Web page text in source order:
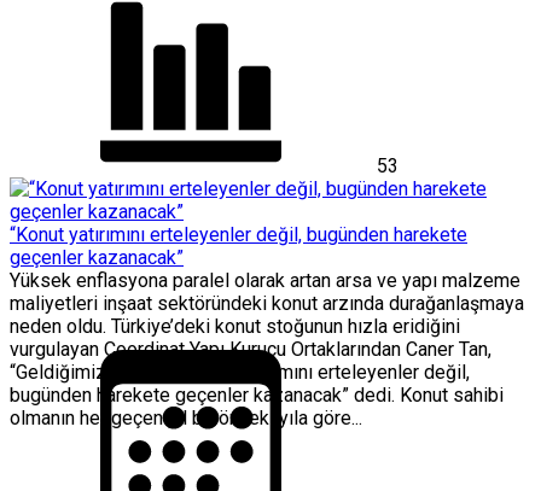
53
“Konut yatırımını erteleyenler değil, bugünden harekete
geçenler kazanacak”
Yüksek enflasyona paralel olarak artan arsa ve yapı malzeme
maliyetleri inşaat sektöründeki konut arzında durağanlaşmaya
neden oldu. Türkiye’deki konut stoğunun hızla eridiğini
vurgulayan Coordinat Yapı Kurucu Ortaklarından Caner Tan,
“Geldiğimiz noktada, konut yatırımını erteleyenler değil,
bugünden harekete geçenler kazanacak” dedi. Konut sahibi
olmanın her geçen yıl bir önceki yıla göre...